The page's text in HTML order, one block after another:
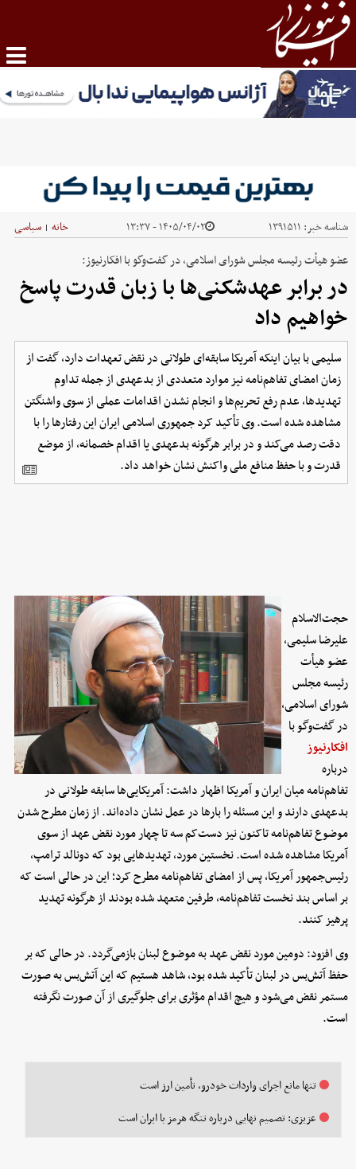
شناسه خبر: ۱۳۹۱۵۱۱ ۱۴۰۵/۰۴/۰۲ - ۱۳:۳۷ خانه | سیاسی
عضو هیأت رئیسه مجلس شورای اسلامی، در گفت‌وگو با افکارنیوز:
در برابر عهدشکنی‌ها با زبان قدرت پاسخ
خواهیم داد
سلیمی با بیان اینکه آمریکا سابقه‌ای طولانی در نقض تعهدات دارد، گفت از
زمان امضای تفاهم‌نامه نیز موارد متعددی از بدعهدی از جمله تداوم
تهدیدها، عدم رفع تحریم‌ها و انجام نشدن اقدامات عملی از سوی واشنگتن
مشاهده شده است. وی تأکید کرد جمهوری اسلامی ایران این رفتارها را با
دقت رصد می‌کند و در برابر هرگونه بدعهدی یا اقدام خصمانه، از موضع
قدرت و با حفظ منافع ملی واکنش نشان خواهد داد.
حجت‌الاسلام
علیرضا سلیمی،
عضو هیأت
رئیسه مجلس
شورای اسلامی،
در گفت‌وگو با
افکارنیوز
درباره
تفاهم‌نامه میان ایران و آمریکا اظهار داشت: آمریکایی‌ها سابقه طولانی در
بدعهدی دارند و این مسئله را بارها در عمل نشان داده‌اند. از زمان مطرح شدن
موضوع تفاهم‌نامه تاکنون نیز دست‌کم سه تا چهار مورد نقض عهد از سوی
آمریکا مشاهده شده است. نخستین مورد، تهدیدهایی بود که دونالد ترامپ،
رئیس‌جمهور آمریکا، پس از امضای تفاهم‌نامه مطرح کرد؛ این در حالی است که
بر اساس بند نخست تفاهم‌نامه، طرفین متعهد شده بودند از هرگونه تهدید
پرهیز کنند.
وی افزود: دومین مورد نقض عهد به موضوع لبنان بازمی‌گردد. در حالی که بر
حفظ آتش‌بس در لبنان تأکید شده بود، شاهد هستیم که این آتش‌بس به صورت
مستمر نقض می‌شود و هیچ اقدام مؤثری برای جلوگیری از آن صورت نگرفته
است.
تنها مانع اجرای واردات خودرو، تأمین ارز است
عزیزی: تصمیم نهایی درباره تنگه هرمز با ایران است